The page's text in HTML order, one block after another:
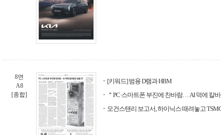
8면
A8
[종합]
[키워드] 범용 D램과 HBM
＂PC·스마트폰 부진에 찬바람… AI 덕에 칼
모건스탠리 보고서, 하이닉스 때려놓고